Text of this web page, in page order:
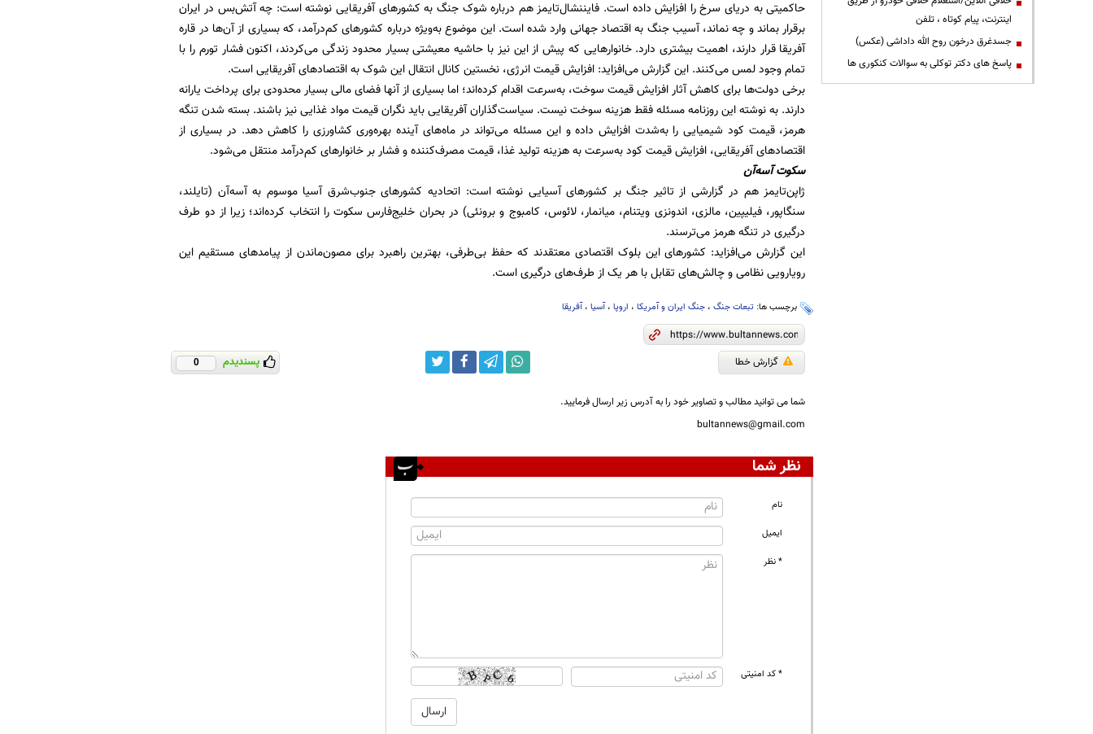
حاکمیتی به دریای سرخ را افزایش داده است. فایننشال‌تایمز هم درباره شوک جنگ به کشورهای آفریقایی نوشته است: چه آتش‌بس در ایران
برقرار بماند و چه نماند، آسیب جنگ به اقتصاد جهانی وارد شده است. این موضوع به‌ویژه درباره کشورهای کم‌درآمد، که بسیاری از آن‌ها در قاره
آفریقا قرار دارند، اهمیت بیشتری دارد. خانوارهایی که پیش از این نیز با حاشیه معیشتی بسیار محدود زندگی می‌کردند، اکنون فشار تورم را با
تمام وجود لمس می‌کنند. این گزارش می‌افزاید: افزایش قیمت انرژی، نخستین کانال انتقال این شوک به اقتصادهای آفریقایی است.
برخی دولت‌ها برای کاهش آثار افزایش قیمت سوخت، به‌سرعت اقدام کرده‌اند؛ اما بسیاری از آنها فضای مالی بسیار محدودی برای پرداخت یارانه
دارند. به نوشته این روزنامه مسئله فقط هزینه سوخت نیست. سیاست‌گذاران آفریقایی باید نگران قیمت مواد غذایی نیز باشند. بسته شدن تنگه
هرمز، قیمت کود شیمیایی را به‌شدت افزایش داده و این مسئله می‌تواند در ماه‌های آینده بهره‌وری کشاورزی را کاهش دهد. در بسیاری از
اقتصادهای آفریقایی، افزایش قیمت کود به‌سرعت به هزینه تولید غذا، قیمت مصرف‌کننده و فشار بر خانوارهای کم‌درآمد منتقل می‌شود.
سکوت آ‌سه‌آن
ژاپن‌تایمز هم در گزارشی از تاثیر جنگ بر کشورهای آسیایی نوشته است: اتحادیه کشورهای جنوب‌شرق آسیا موسوم به آسه‌آن (تایلند،
سنگاپور، فیلیپین، مالزی، اندونزی ویتنام، میانمار، لائوس، کامبوج و برونئی) در بحران خلیج‌فارس سکوت را انتخاب کرده‌اند؛ زیرا از دو طرف
درگیری در تنگه هرمز می‌ترسند.
این گزارش می‌افزاید: کشورهای این بلوک اقتصادی معتقدند که حفظ بی‌طرفی، بهترین راهبرد برای مصون‌ماندن از پیامدهای مستقیم این
رویارویی نظامی و چالش‌های تقابل با هر یک از طرف‌های درگیری است.
برچسب ها: تبعات جنگ، جنگ ایران و آمریکا، اروپا،آسیا،آفریقا
گزارش خطا پسندیدم 0
شما می توانید مطالب و تصاویر خود را به آدرس زیر ارسال فرمایید.
bultannews@gmail.com
نظر شما
نام
ایمیل
* نظر
* کد امنیتی
اینترنت، پیام کوتاه ، تلفن
جسدغرق درخون روح الله داداشی (عکس)
پاسخ های دکتر توکلی به سوالات کنکوری ها